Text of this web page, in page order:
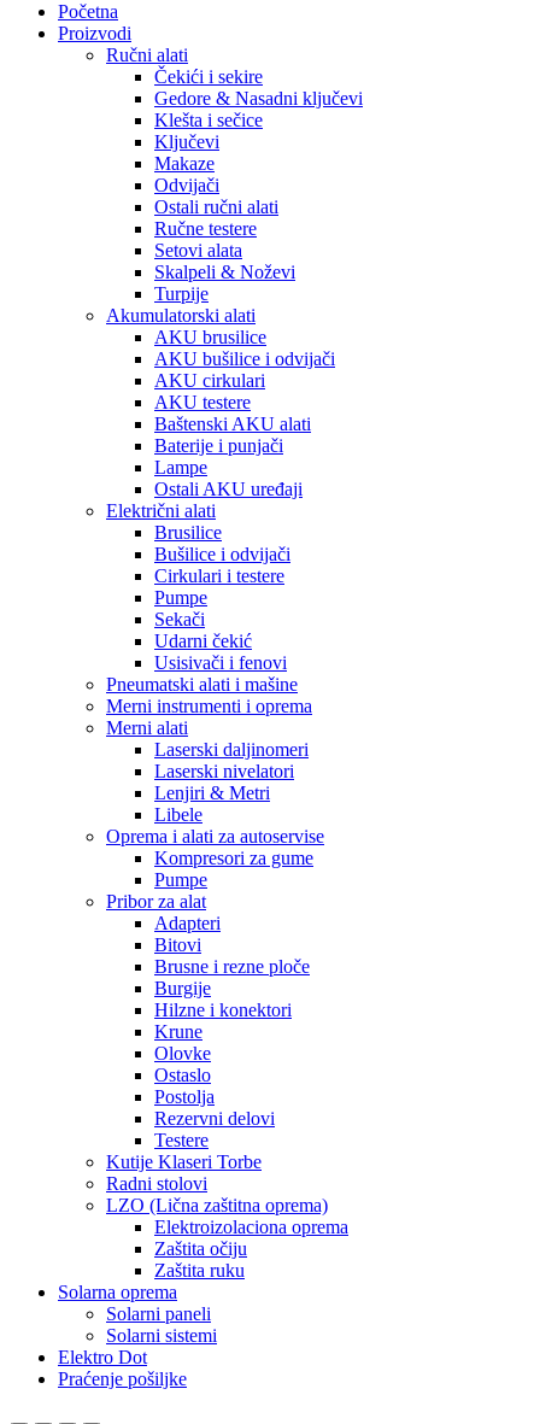
Početna
Proizvodi
Ručni alati
Čekići i sekire
Gedore & Nasadni ključevi
Klešta i sečice
Ključevi
Makaze
Odvijači
Ostali ručni alati
Ručne testere
Setovi alata
Skalpeli & Noževi
Turpije
Akumulatorski alati
AKU brusilice
AKU bušilice i odvijači
AKU cirkulari
AKU testere
Baštenski AKU alati
Baterije i punjači
Lampe
Ostali AKU uređaji
Električni alati
Brusilice
Bušilice i odvijači
Cirkulari i testere
Pumpe
Sekači
Udarni čekić
Usisivači i fenovi
Pneumatski alati i mašine
Merni instrumenti i oprema
Merni alati
Laserski daljinomeri
Laserski nivelatori
Lenjiri & Metri
Libele
Oprema i alati za autoservise
Kompresori za gume
Pumpe
Pribor za alat
Adapteri
Bitovi
Brusne i rezne ploče
Burgije
Hilzne i konektori
Krune
Olovke
Ostaslo
Postolja
Rezervni delovi
Testere
Kutije Klaseri Torbe
Radni stolovi
LZO (Lična zaštitna oprema)
Elektroizolaciona oprema
Zaštita očiju
Zaštita ruku
Solarna oprema
Solarni paneli
Solarni sistemi
Elektro Dot
Praćenje pošiljke